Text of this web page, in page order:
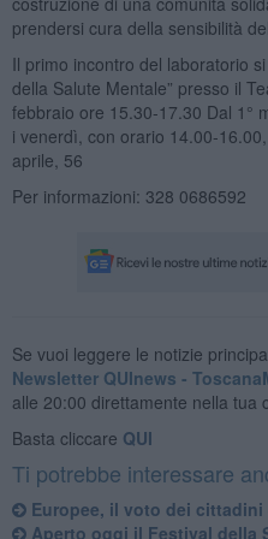
prendersi cura della sensibilità
Il primo incontro del laboratorio
della Salute Mentale” presso il
febbraio ore 15.30-17.30 Dal 1°
i venerdì, con orario 14.00-
aprile, 56
Per informazioni: 328 0686592
Se vuoi leggere le notizie
Newsletter QUInews -
alle 20:00 direttamente nella tua
Basta cliccare QUI
Ti potrebbe interessare
Europee, il voto dei cittadini
​Aperto oggi il Festival della